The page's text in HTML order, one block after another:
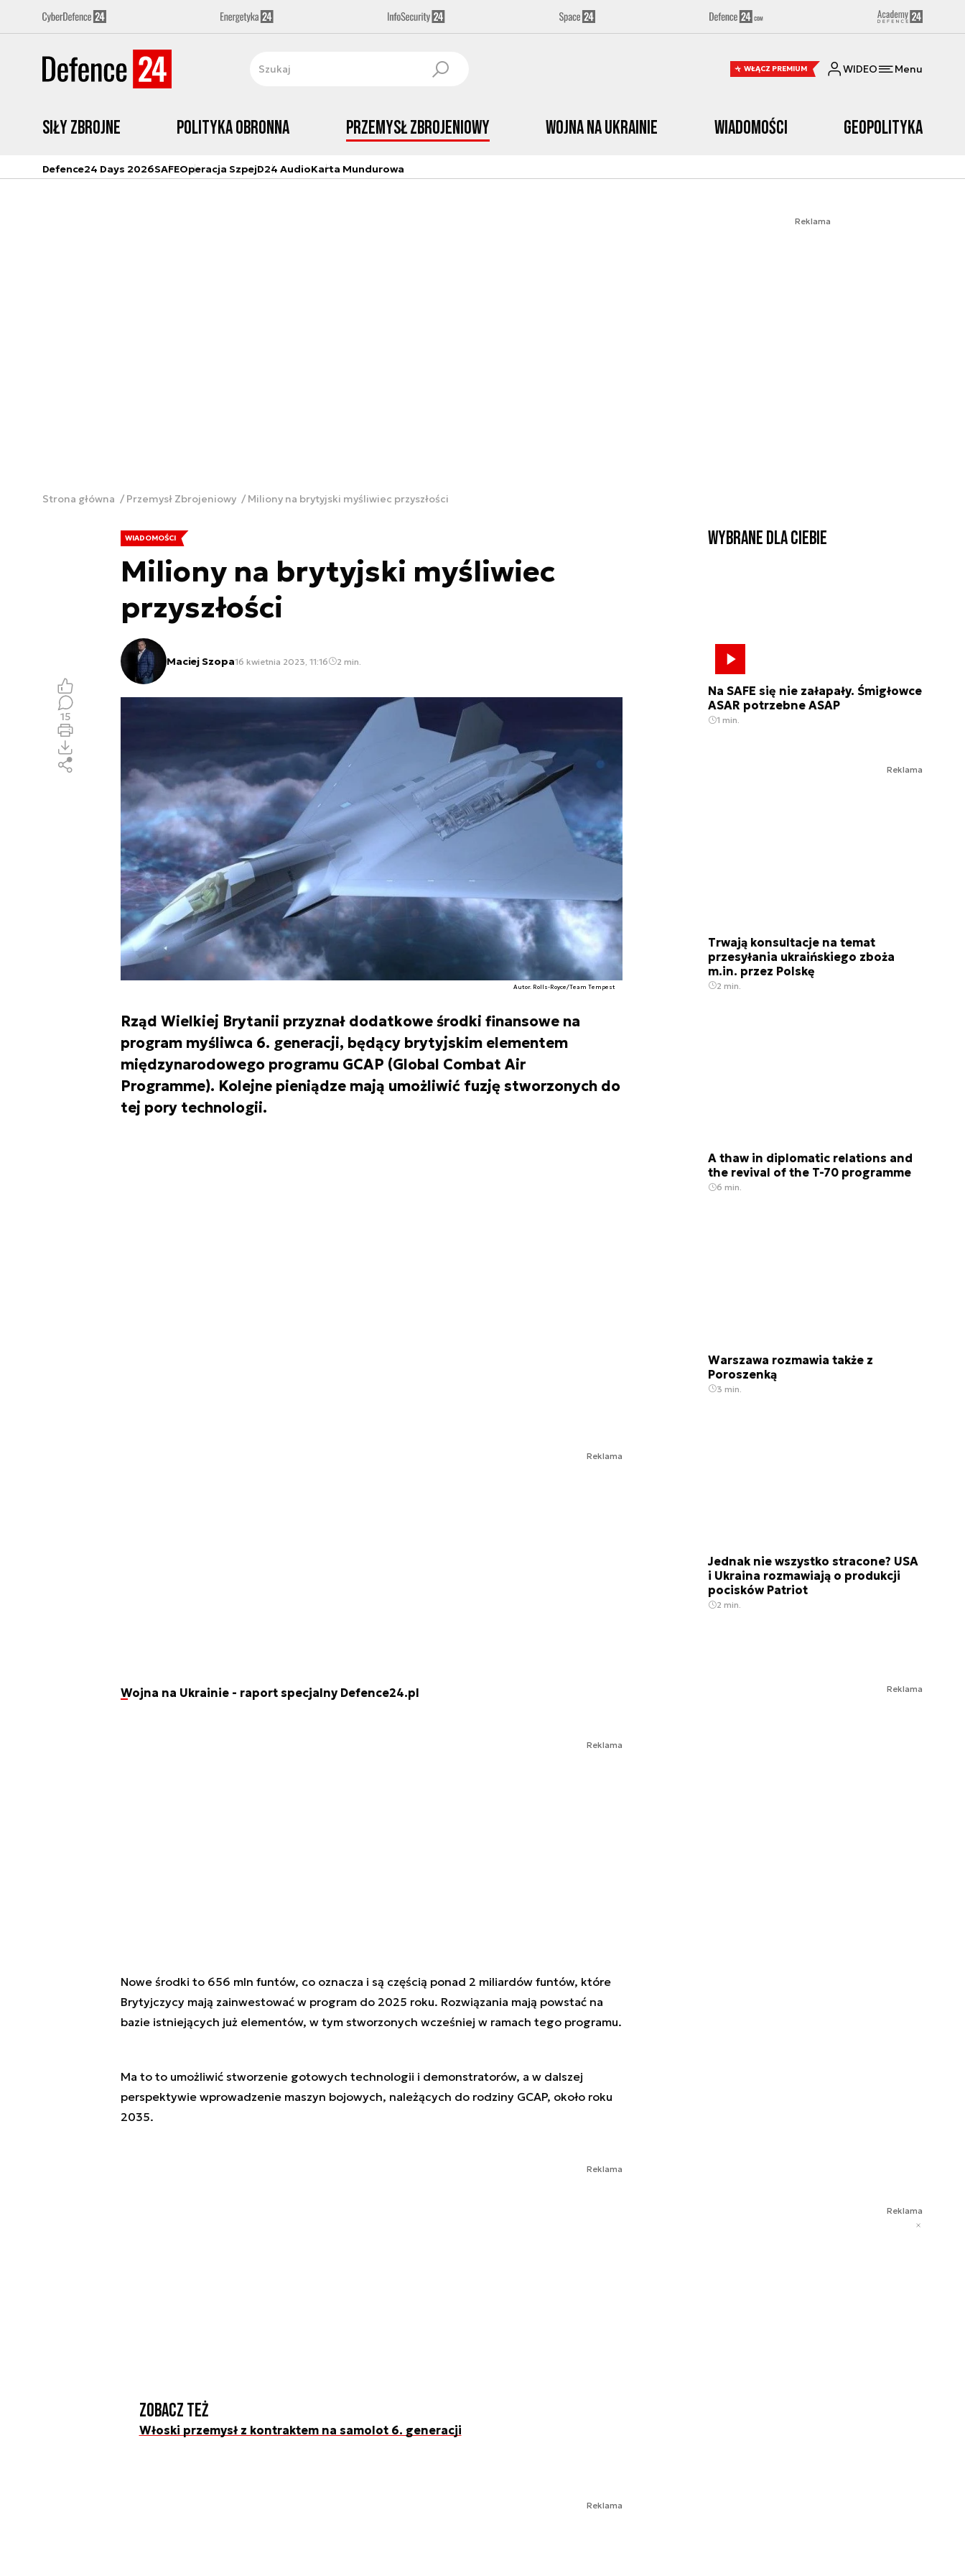
WŁĄCZ PREMIUM WIDEO Menu
Siły zbrojne Polityka obronna Przemysł Zbrojeniowy Wojna na Ukrainie Wiadomości Geopolityka
Defence24 Days 2026SAFEOperacja SzpejD24 AudioKarta Mundurowa
Reklama
Strona główna Przemysł Zbrojeniowy Miliony na brytyjski myśliwiec przyszłości
WIADOMOŚCI
Miliony na brytyjski myśliwiec
przyszłości
Maciej Szopa16 kwietnia 2023, 11:16 2 min.
Autor. Rolls-Royce/Team Tempest
Rząd Wielkiej Brytanii przyznał dodatkowe środki finansowe na
program myśliwca 6. generacji, będący brytyjskim elementem
międzynarodowego programu GCAP (Global Combat Air
Programme). Kolejne pieniądze mają umożliwić fuzję stworzonych do
tej pory technologii.
15
Reklama
Wojna na Ukrainie - raport specjalny Defence24.pl
Reklama
Nowe środki to 656 mln funtów, co oznacza i są częścią ponad 2 miliardów funtów, które
Brytyjczycy mają zainwestować w program do 2025 roku. Rozwiązania mają powstać na
bazie istniejących już elementów, w tym stworzonych wcześniej w ramach tego programu.
Ma to to umożliwić stworzenie gotowych technologii i demonstratorów, a w dalszej
perspektywie wprowadzenie maszyn bojowych, należących do rodziny GCAP, około roku
2035.
Reklama
Zobacz też
Włoski przemysł z kontraktem na samolot 6. generacji
Reklama
Wybrane dla Ciebie
Na SAFE się nie załapały. Śmigłowce
ASAR potrzebne ASAP
1 min.
Reklama
Trwają konsultacje na temat
przesyłania ukraińskiego zboża
m.in. przez Polskę
2 min.
A thaw in diplomatic relations and
the revival of the T-70 programme
6 min.
Warszawa rozmawia także z
Poroszenką
3 min.
Jednak nie wszystko stracone? USA
i Ukraina rozmawiają o produkcji
pocisków Patriot
2 min.
Reklama
Reklama